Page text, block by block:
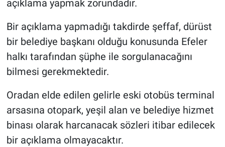
açıklama yapmak zorundadır.
Bir açıklama yapmadığı takdirde şeffaf, dürüst
bir belediye başkanı olduğu konusunda Efeler
halkı tarafından şüphe ile sorgulanacağını
bilmesi gerekmektedir.
Oradan elde edilen gelirle eski otobüs terminal
arsasına otopark, yeşil alan ve belediye hizmet
binası olarak harcanacak sözleri itibar edilecek
bir açıklama olmayacaktır.